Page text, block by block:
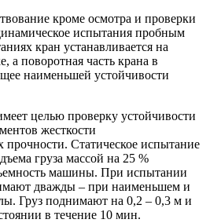
кроме осмотра и проверки
испытания пробным
кран устанавливается на
а поворотная часть крана в
наименьшей устойчивости
целью проверку устойчивости
жесткости
прочности. Статическое испытание
груза массой на 25 %
машины. При испытании
дважды – при наименьшем и
Груз поднимают на 0,2 – 0,3 м и
в течение 10 мин.